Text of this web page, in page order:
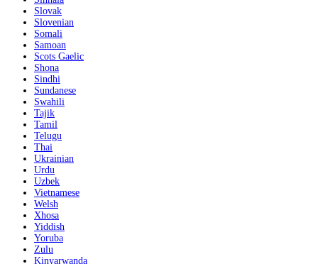
Slovak
Slovenian
Somali
Samoan
Scots Gaelic
Shona
Sindhi
Sundanese
Swahili
Tajik
Tamil
Telugu
Thai
Ukrainian
Urdu
Uzbek
Vietnamese
Welsh
Xhosa
Yiddish
Yoruba
Zulu
Kinyarwanda